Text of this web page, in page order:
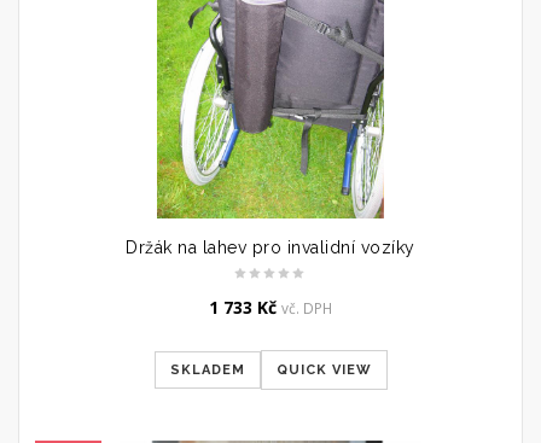
Držák na lahev pro invalidní vozíky
1 733 Kč vč. DPH
SKLADEM QUICK VIEW